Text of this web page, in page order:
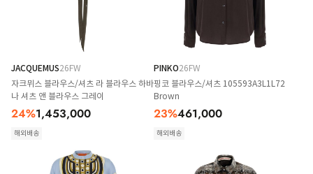
JACQUEMUS26FW
자크뮈스 블라우스/셔츠 라 블라우스 하바
나 셔츠 앤 블라우스 그레이
24%1,453,000
해외배송
PINKO26FW
핑코 블라우스/셔츠 105593A3L1L72
Brown
23%461,000
해외배송